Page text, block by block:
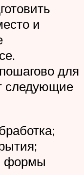
и
для
следующие
формы